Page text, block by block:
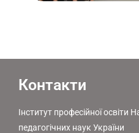
Контакти
Інститут професійної освіти
педагогічних наук України